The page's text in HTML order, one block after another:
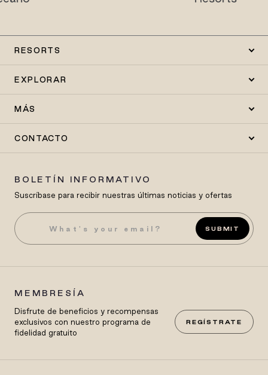
RESORTS
EXPLORAR
MÁS
CONTACTO
BOLETÍN INFORMATIVO
Suscríbase para recibir nuestras últimas noticias y ofertas
SUBMIT
MEMBRESÍA
Disfrute de beneficios y recompensas
exclusivos con nuestro programa de
fidelidad gratuito
REGÍSTRATE